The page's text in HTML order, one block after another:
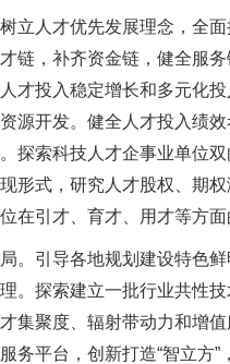
人才优先发展理念，全面
链，补齐资金链，健全服
才投入稳定增长和多元化
源开发。健全人才投入绩
探索科技人才企事业单位
形式，研究人才股权、期
在引才、育才、用才等方
引导各地规划建设特色鲜
。探索建立一批行业共性
集聚度、辐射带动力和增
务平台，创新打造“智立方